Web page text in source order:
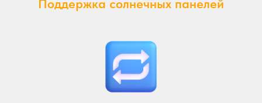
Поддержка солнечных панелей